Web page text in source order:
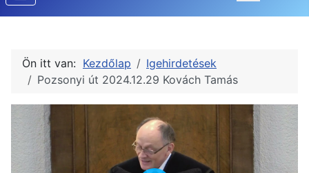
Ön itt van: Kezdőlap
Igehirdetések
Pozsonyi út 2024.12.29 Kovách Tamás